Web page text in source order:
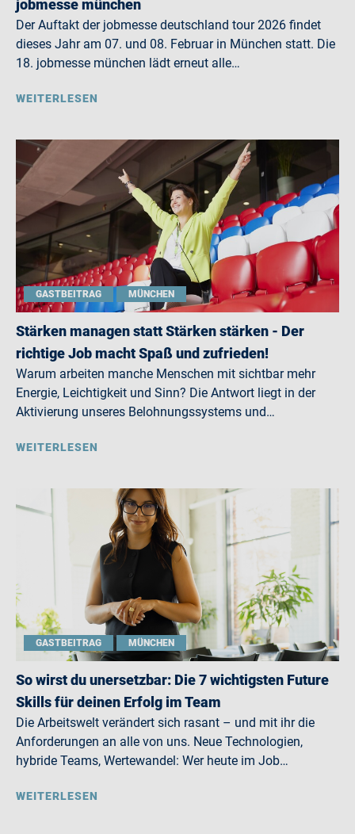
jobmesse münchen
Der Auftakt der jobmesse deutschland tour 2026 findet
dieses Jahr am 07. und 08. Februar in München statt. Die
18. jobmesse münchen lädt erneut alle…
WEITERLESEN
GASTBEITRAG MÜNCHEN
Stärken managen statt Stärken stärken - Der
richtige Job macht Spaß und zufrieden!
Warum arbeiten manche Menschen mit sichtbar mehr
Energie, Leichtigkeit und Sinn? Die Antwort liegt in der
Aktivierung unseres Belohnungssystems und…
WEITERLESEN
GASTBEITRAG MÜNCHEN
So wirst du unersetzbar: Die 7 wichtigsten Future
Skills für deinen Erfolg im Team
Die Arbeitswelt verändert sich rasant – und mit ihr die
Anforderungen an alle von uns. Neue Technologien,
hybride Teams, Wertewandel: Wer heute im Job…
WEITERLESEN